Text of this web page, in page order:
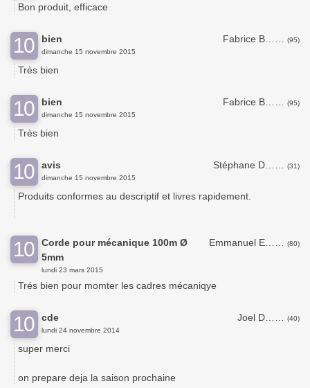
Bon produit, efficace
Fabrice B…… (95)
10 bien
dimanche 15 novembre 2015
Très bien
Fabrice B…… (95)
10 bien
dimanche 15 novembre 2015
Très bien
Stéphane D…… (31)
10 avis
dimanche 15 novembre 2015
Produits conformes au descriptif et livres rapidement.
Emmanuel E…… (80)
10
Corde pour mécanique 100m Ø
5mm
lundi 23 mars 2015
Trés bien pour momter les cadres mécaniqye
Joel D…… (40)
10 cde
lundi 24 novembre 2014
super merci
on prepare deja la saison prochaine